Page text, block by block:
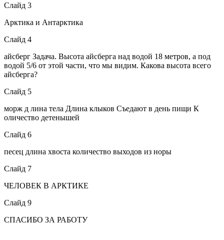
Слайд 3
Арктика и Антарктика
Слайд 4
айсберг Задача. Высота айсберга над водой 18 метров, а под
водой 5/6 от этой части, что мы видим. Какова высота всего
айсберга?
Слайд 5
морж д лина тела Длина клыков Съедают в день пищи К
оличество детенышей
Слайд 6
песец длина хвоста количество выходов из норы
Слайд 7
ЧЕЛОВЕК В АРКТИКЕ
Слайд 9
СПАСИБО ЗА РАБОТУ